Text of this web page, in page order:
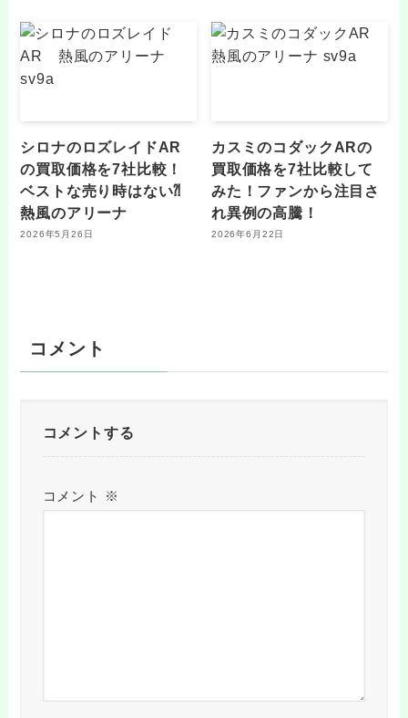
シロナのロズレイドAR
の買取価格を7社比較！
ベストな売り時はない⁈
熱風のアリーナ
2026年5月26日
カスミのコダックARの
買取価格を7社比較して
みた！ファンから注目さ
れ異例の高騰！
2026年6月22日
コメント
コメントする
コメント ※